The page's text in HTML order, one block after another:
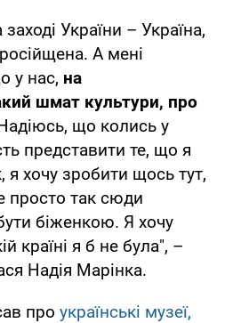
України – Україна,
А мені
у нас, на
шмат культури, про
що колись у
представити те, що я
я хочу зробити щось тут,
просто так сюди
біженкою. Я хочу
країні я б не була", –
Надія Марінка.
про українські музеї,